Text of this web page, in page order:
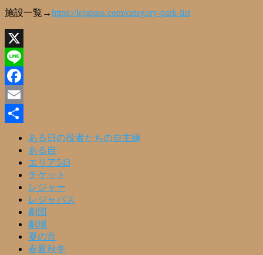
施設一覧→https://lejapass.com/category-park-list
X
Line
Facebook
Email
ある日の役者たちの自主練
ある自
エリア543
チケット
レジャー
レジャパス
劇団
劇場
夏の宵
春夏秋冬